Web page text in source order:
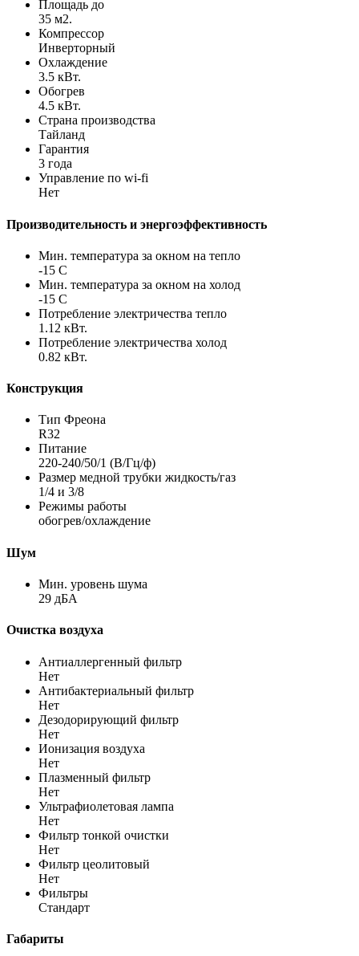
Площадь до
35 м2.
Компрессор
Инверторный
Охлаждение
3.5 кВт.
Обогрев
4.5 кВт.
Страна производства
Тайланд
Гарантия
3 года
Управление по wi-fi
Нет
Производительность и энергоэффективность
Мин. температура за окном на тепло
-15 С
Мин. температура за окном на холод
-15 С
Потребление электричества тепло
1.12 кВт.
Потребление электричества холод
0.82 кВт.
Конструкция
Тип Фреона
R32
Питание
220-240/50/1 (В/Гц/ф)
Размер медной трубки жидкость/газ
1/4 и 3/8
Режимы работы
обогрев/охлаждение
Шум
Мин. уровень шума
29 дБА
Очистка воздуха
Антиаллергенный фильтр
Нет
Антибактериальный фильтр
Нет
Дезодорирующий фильтр
Нет
Ионизация воздуха
Нет
Плазменный фильтр
Нет
Ультрафиолетовая лампа
Нет
Фильтр тонкой очистки
Нет
Фильтр цеолитовый
Нет
Фильтры
Стандарт
Габариты